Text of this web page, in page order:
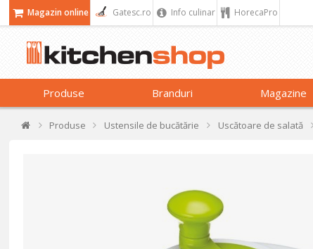
Magazin online Gatesc.ro Info culinar HorecaPro
Produse Branduri Magazine
Produse Ustensile de bucătărie Uscătoare de salată